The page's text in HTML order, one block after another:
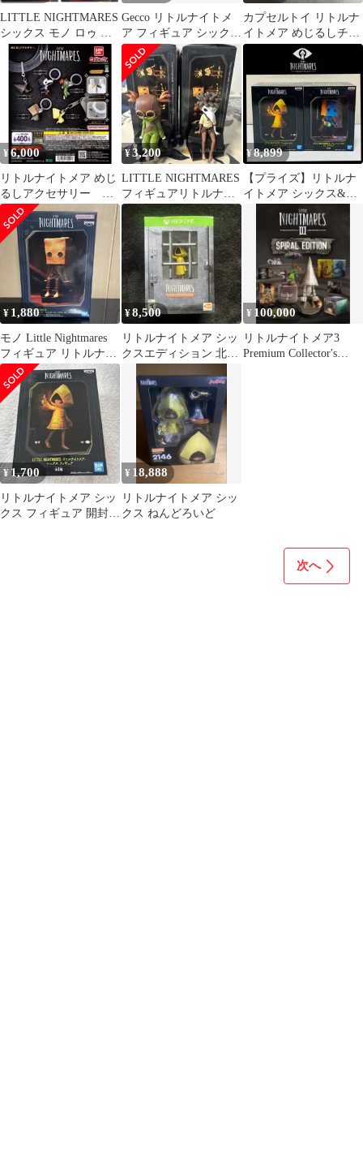
LITTLE NIGHTMARES
シックス モノ ロゥ ア
ローン 4種セット
Gecco リトルナイトメ
ア フィギュア シックス
ノーム レディ 3体セ
ット
カプセルトイ リトルナ
イトメア めじるしチャ
ーム キーホルダー ノー
¥6,000
リトルナイトメア めじ
るしアクセサリー 別
売り⭕️
¥3,200
LITTLE NIGHTMARES
フィギュアリトルナイ
トメア3 2個セット
¥8,899
【プライズ】リトルナ
イトメア シックス&モ
ノ フィギュア 2種セッ
¥ 1,880
モノ Little Nightmares
フィギュア リトルナイ
トメア
¥8,500
リトルナイトメア シッ
クスエディション 北米
¥ 100,000
リトルナイトメア3
Premium Collector's
¥ 1,700
リトルナイトメア シッ
クス フィギュア 開封済
¥ 18,888
リトルナイトメア シッ
クス ねんどろいど
次へ